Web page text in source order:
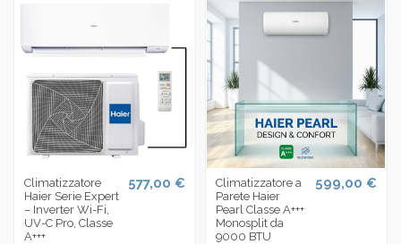
Climatizzatore
Haier Serie Expert
– Inverter Wi-Fi,
UV-C Pro, Classe
A+++
577,00 €
Climatizzatore a
Parete Haier
Pearl Classe A+++
Monosplit da
9000 BTU
599,00 €